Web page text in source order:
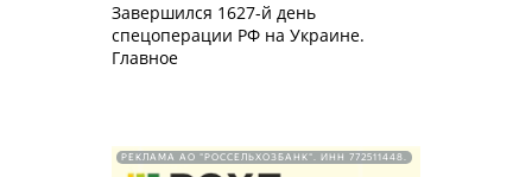
Завершился 1627-й день
спецоперации РФ на Украине.
Главное
РЕКЛАМА АО "РОССЕЛЬХОЗБАНК". ИНН 772511448.